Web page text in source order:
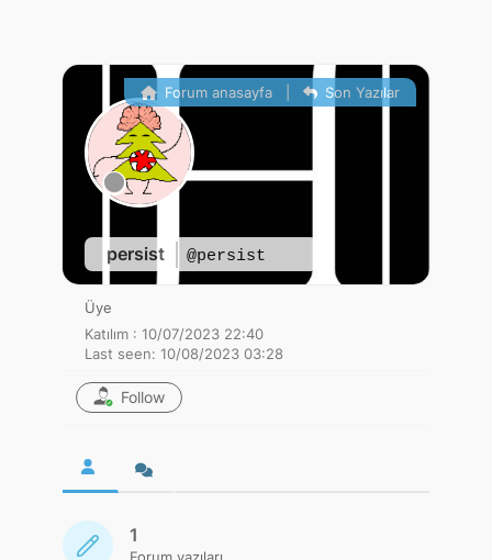
persist @persist
Forum anasayfa| Son Yazılar
Üye
Katılım : 10/07/2023 22:40
Last seen: 10/08/2023 03:28
Follow
1